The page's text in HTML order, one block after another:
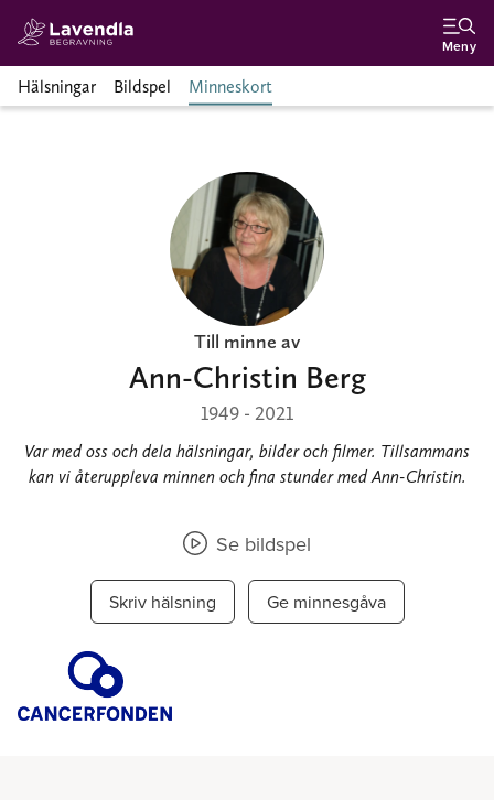
Meny
Hälsningar Bildspel Minneskort
Till minne av
Ann-Christin Berg
1949 - 2021
Var med oss och dela hälsningar, bilder och filmer. Tillsammans
kan vi återuppleva minnen och fina stunder med Ann-Christin.
Se bildspel
Skriv hälsning Ge minnesgåva